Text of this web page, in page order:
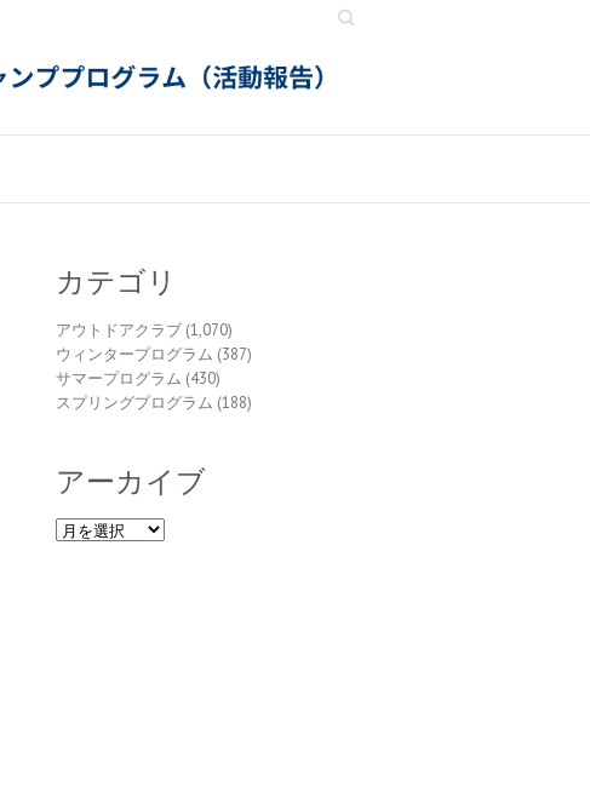
Search
カテゴリ
アウトドアクラブ (1,070)
ウィンタープログラム (387)
サマープログラム (430)
スプリングプログラム (188)
アーカイブ
ア